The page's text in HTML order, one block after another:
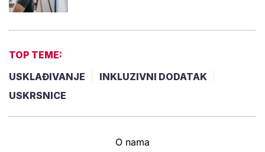
TOP TEME:
USKLAĐIVANJE
INKLUZIVNI DODATAK
USKRSNICE
O nama